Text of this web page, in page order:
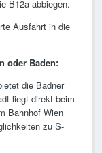
B12a abbiegen.
Ausfahrt in die
oder Baden:
die Badner
liegt direkt beim
Bahnhof Wien
zu S-